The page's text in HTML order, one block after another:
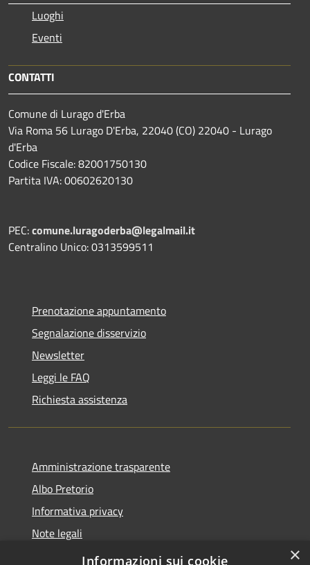
Luoghi
Eventi
CONTATTI
Comune di Lurago d'Erba
Via Roma 56 Lurago D'Erba, 22040 (CO) 22040 - Lurago
d'Erba
Codice Fiscale: 82001750130
Partita IVA: 00602620130
PEC:comune.luragoderba@legalmail.it
Centralino Unico: 0313599511
Prenotazione appuntamento
Segnalazione disservizio
Newsletter
Leggi le FAQ
Richiesta assistenza
Amministrazione trasparente
Albo Pretorio
Informativa privacy
Note legali
Dichiarazione di accessibilità
×
Informazioni sui cookie